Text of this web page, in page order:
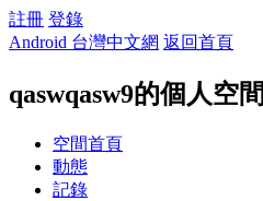
註冊 登錄
Android 台灣中文網 返回首頁
qaswqasw9的個人空間
空間首頁
動態
記錄